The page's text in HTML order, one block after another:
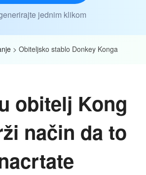
jednim klikom
> Obiteljsko stablo Donkey Konga
obitelj Kong
način da to